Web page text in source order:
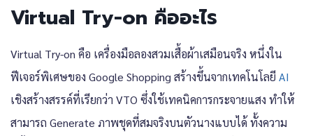
Virtual Try-on คืออะไร
Virtual Try-on คือ เครื่องมือลองสวมเสื้อผ้าเสมือนจริง หนึ่งใน
ฟีเจอร์พิเศษของ Google Shopping สร้างขึ้นจากเทคโนโลยีAI
เชิงสร้างสรรค์ที่เรียกว่า VTO ซึ่งใช้เทคนิคการกระจายแสง ทำให้
สามารถ Generate ภาพชุดที่สมจริงบนตัวนางแบบได้ ทั้งความ